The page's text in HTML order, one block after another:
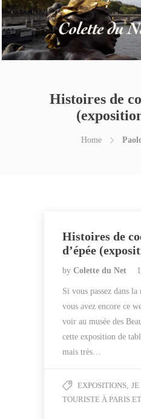
Histoires de
Home
Histoires de
d’épée
by Colette du Net
Si vous passez dans
vous avez encore ce
voir au musée des
cette exposition de
mais très…
EXPOSITIONS,
TOURISTE À PARIS